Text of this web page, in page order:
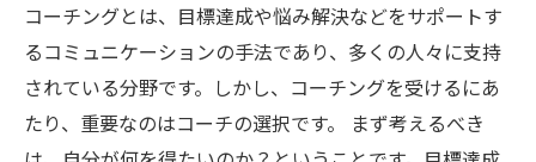
コーチングとは、目標達成や悩み解決などをサポートす
るコミュニケーションの手法であり、多くの人々に支持
されている分野です。しかし、コーチングを受けるにあ
たり、重要なのはコーチの選択です。 まず考えるべき